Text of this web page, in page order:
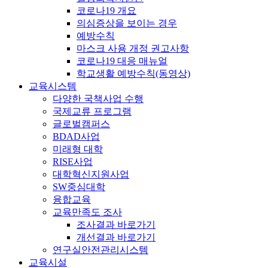
코로나19 개요
의심증상을 보이는 경우
예방수칙
마스크 사용 개정 권고사항
코로나19 대응 매뉴얼
학교생활 예방수칙(동영상)
교육시스템
다양한 국책사업 수행
국제교류 프로그램
글로벌캠퍼스
BDAD사업
미래형 대학
RISE사업
대학혁신지원사업
SW중심대학
융합교육
교육만족도 조사
조사결과 바로가기
개선결과 바로가기
연구실안전관리시스템
교육시설